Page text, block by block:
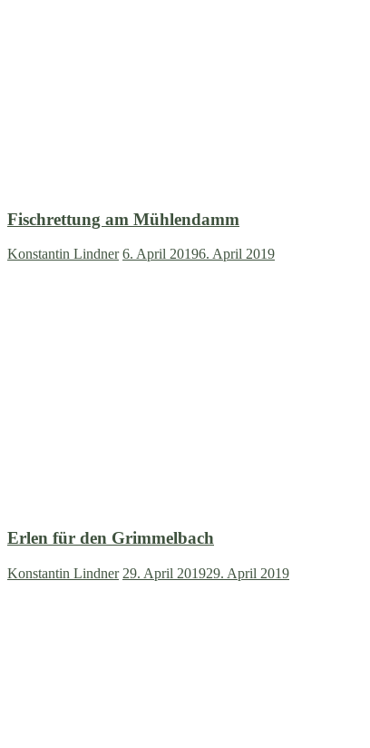
Fischrettung am Mühlendamm
Konstantin Lindner 6. April 20196. April 2019
Erlen für den Grimmelbach
Konstantin Lindner 29. April 201929. April 2019